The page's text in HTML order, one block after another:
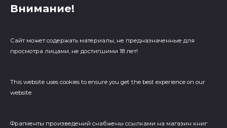
Внимание!
Сайт может содержать материалы, не предназначенные для
просмотра лицами, не достигшими 18 лет!
This website uses cookies to ensure you get the best experience on our
website.
Фрагменты произведений cнабжены ссылками на магазин книг